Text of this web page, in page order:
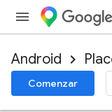
Android
Comenzar